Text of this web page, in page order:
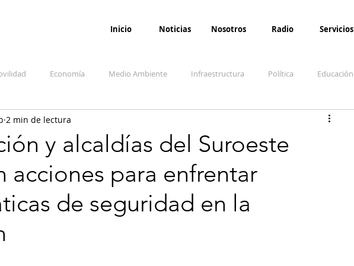
Inicio Noticias Nosotros Radio Servicios
Economía Medio Ambiente Infraestructura Política Educación
Salud Paz
y sociedad Denuncia Ciudadana Conflicto armado interno
y alcaldías del Suroeste
acciones para enfrentar
de seguridad en la
2 min de lectura